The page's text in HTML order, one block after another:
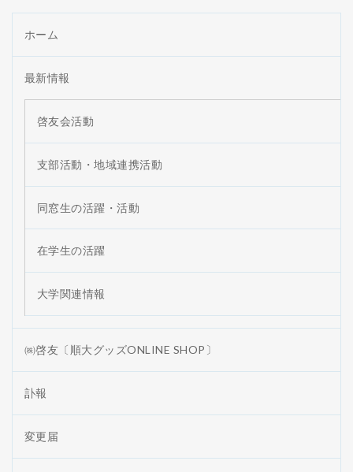
ホーム
最新情報
啓友会活動
支部活動・地域連携活動
同窓生の活躍・活動
在学生の活躍
大学関連情報
㈱啓友〔順大グッズONLINE SHOP〕
訃報
変更届